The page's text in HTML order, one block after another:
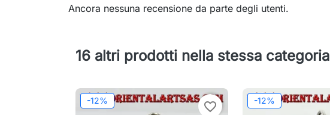
Ancora nessuna recensione da parte degli utenti.
16 altri prodotti nella stessa categoria
-12% favorite_border -12%